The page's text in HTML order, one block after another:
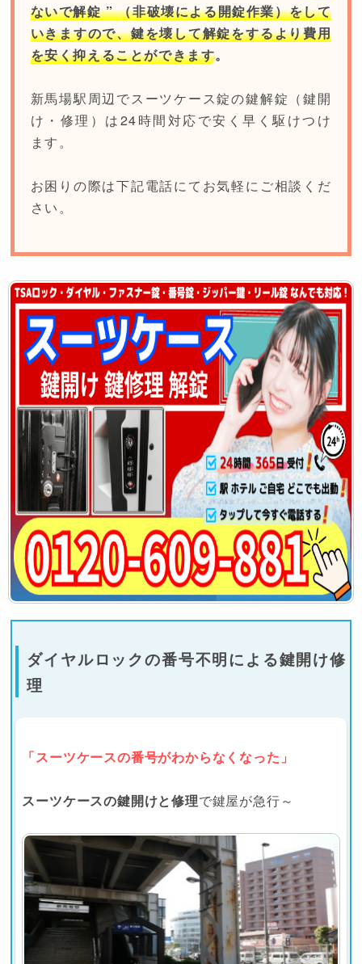
ないで解錠 ” （非破壊による開錠作業）をして
いきますので、鍵を壊して解錠をするより費用
を安く抑えることができます。
新馬場駅周辺でスーツケース錠の鍵解錠（鍵開
け・修理）は24時間対応で安く早く駆けつけ
ます。
お困りの際は下記電話にてお気軽にご相談くだ
さい。
ダイヤルロックの番号不明による鍵開け修
理
「スーツケースの番号がわからなくなった」
スーツケースの鍵開けと修理で鍵屋が急行～